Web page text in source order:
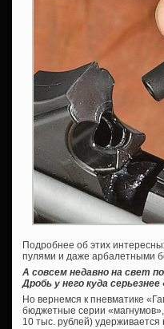
Подробнее об этих
пулями и даже арбалетными
А совсем недавно на свет
Дробь у него куда
Но вернемся к пневматике
бюджетные серии
10 тыс. рублей) удерживается